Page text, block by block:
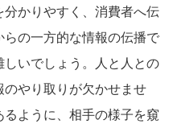
かりやすく、消費者へ伝
の一方的な情報の伝播で
いでしょう。人と人との
やり取りが欠かせませ
ように、相手の様子を窺